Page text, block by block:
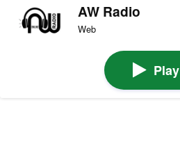
AW Radio
Web
Play